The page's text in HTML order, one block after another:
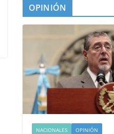
OPINIÓN
NACIONALES OPINIÓN